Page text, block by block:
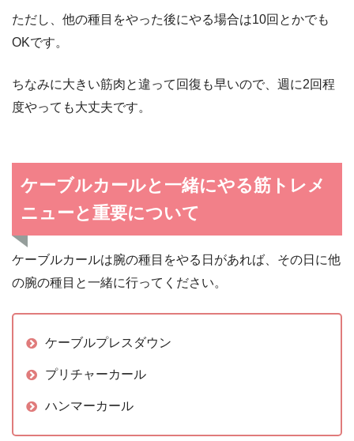
ただし、他の種目をやった後にやる場合は10回とかでも
OKです。
ちなみに大きい筋肉と違って回復も早いので、週に2回程
度やっても大丈夫です。
ケーブルカールと一緒にやる筋トレメ
ニューと重要について
ケーブルカールは腕の種目をやる日があれば、その日に他
の腕の種目と一緒に行ってください。
ケーブルプレスダウン
プリチャーカール
ハンマーカール